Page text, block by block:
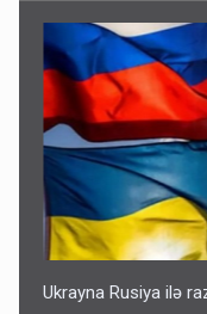
Ukrayna Rusiya ilə